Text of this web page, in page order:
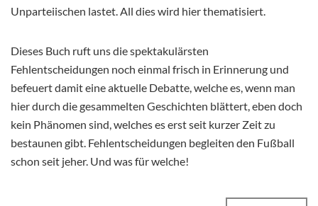
Unparteiischen lastet. All dies wird hier thematisiert.
Dieses Buch ruft uns die spektakulärsten
Fehlentscheidungen noch einmal frisch in Erinnerung und
befeuert damit eine aktuelle Debatte, welche es, wenn man
hier durch die gesammelten Geschichten blättert, eben doch
kein Phänomen sind, welches es erst seit kurzer Zeit zu
bestaunen gibt. Fehlentscheidungen begleiten den Fußball
schon seit jeher. Und was für welche!